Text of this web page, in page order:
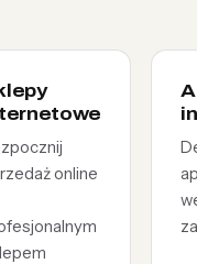
online